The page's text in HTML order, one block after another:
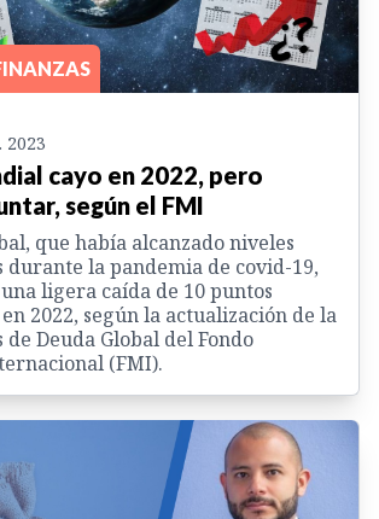
2023
cayo en 2022, pero
según el FMI
que había alcanzado niveles
durante la pandemia de covid-19,
ligera caída de 10 puntos
2022, según la actualización de la
de Deuda Global del Fondo
(FMI).